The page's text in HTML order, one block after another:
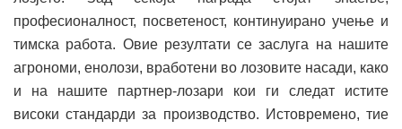
професионалност, посветеност, континуирано учење и
тимска работа. Овие резултати се заслуга на нашите
агрономи, енолози, вработени во лозовите насади, како
и на нашите партнер-лозари кои ги следат истите
високи стандарди за производство. Истовремено, тие